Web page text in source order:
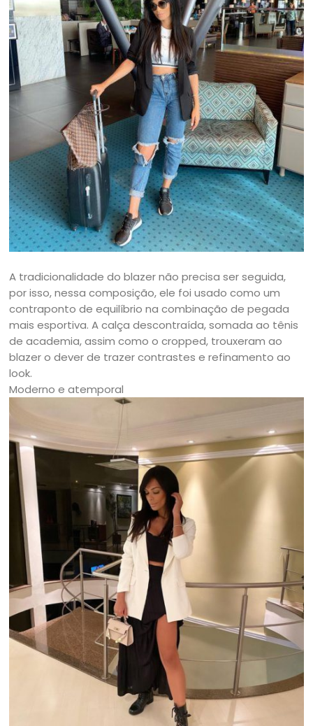
A tradicionalidade do blazer não precisa ser seguida,
por isso, nessa composição, ele foi usado como um
contraponto de equilíbrio na combinação de pegada
mais esportiva. A calça descontraída, somada ao tênis
de academia, assim como o cropped, trouxeram ao
blazer o dever de trazer contrastes e refinamento ao
look.
Moderno e atemporal